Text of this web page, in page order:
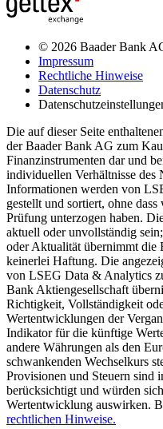
© 2026 Baader Bank
Impressum
Rechtliche Hinweise
Datenschutz
Die auf dieser Seite
der Baader Bank AG zum
Finanzinstrumenten dar und
individuellen Verhältnisse des
Informationen werden von
gestellt und sortiert, ohne
Prüfung unterzogen haben.
aktuell oder unvollständig
oder Aktualität übernimmt die
keinerlei Haftung. Die
von LSEG Data & Analytics
Bank Aktiengesellschaft
Richtigkeit, Vollständigkeit
Wertentwicklungen der
Indikator für die künftige
andere Währungen als den
schwankenden Wechselkurs
Provisionen und Steuern sind
berücksichtigt und würden
Wertentwicklung auswirken.
rechtlichen Hinweise.